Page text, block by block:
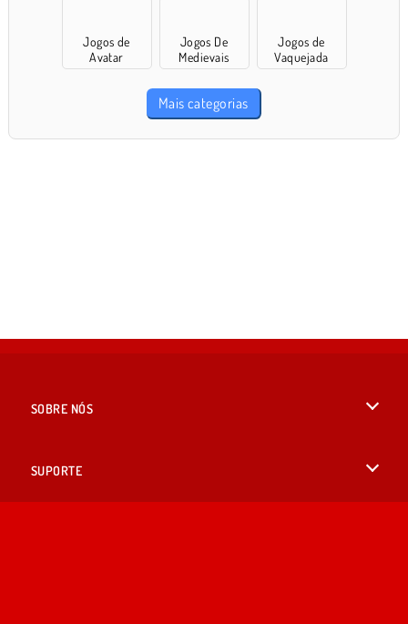
Jogos de
Avatar
Jogos De
Medievais
Jogos de
Vaquejada
Mais categorias
SOBRE NÓS
SUPORTE